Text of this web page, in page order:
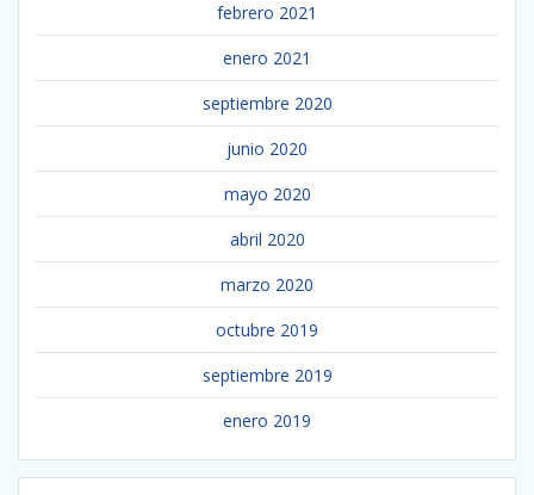
febrero 2021
enero 2021
septiembre 2020
junio 2020
mayo 2020
abril 2020
marzo 2020
octubre 2019
septiembre 2019
enero 2019